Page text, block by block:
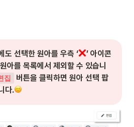
도 선택한 원아를 우측 ‘
’ 아이콘
아를 목록에서 제외할 수 있습니
집
버튼을 클릭하면 원아 선택 팝
다.